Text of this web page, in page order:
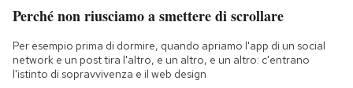
Perché non riusciamo a smettere di scrollare
Per esempio prima di dormire, quando apriamo l'app di un social
network e un post tira l'altro, e un altro, e un altro: c'entrano
l'istinto di sopravvivenza e il web design